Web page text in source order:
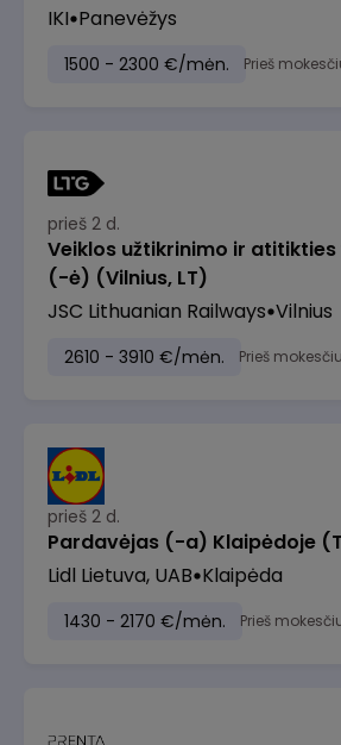
IKI Panevėžys
1500 - 2300 €/mėn. Prieš
prieš 2 d.
Veiklos užtikrinimo ir
(-ė) (Vilnius, LT)
JSC Lithuanian Railways Vilnius
2610 - 3910 €/mėn. Prieš
prieš 2 d.
Pardavėjas (-a) Klaipėdoje
Lidl Lietuva, UAB Klaipėda
1430 - 2170 €/mėn. Prieš